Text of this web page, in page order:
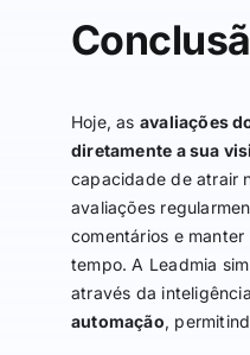
Hoje, as avaliações
diretamente a sua
capacidade de atrair
avaliações
comentários e
tempo. A Leadmia
através da
automação,